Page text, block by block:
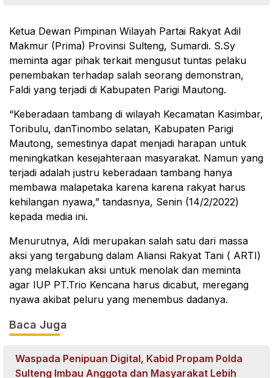
Ketua Dewan Pimpinan Wilayah Partai Rakyat Adil
Makmur (Prima) Provinsi Sulteng, Sumardi. S.Sy
meminta agar pihak terkait mengusut tuntas pelaku
penembakan terhadap salah seorang demonstran,
Faldi yang terjadi di Kabupaten Parigi Mautong.
“Keberadaan tambang di wilayah Kecamatan Kasimbar,
Toribulu, danTinombo selatan, Kabupaten Parigi
Mautong, semestinya dapat menjadi harapan untuk
meningkatkan kesejahteraan masyarakat. Namun yang
terjadi adalah justru keberadaan tambang hanya
membawa malapetaka karena karena rakyat harus
kehilangan nyawa,” tandasnya, Senin (14/2/2022)
kepada media ini.
Menurutnya, Aldi merupakan salah satu dari massa
aksi yang tergabung dalam Aliansi Rakyat Tani ( ARTI)
yang melakukan aksi untuk menolak dan meminta
agar IUP PT.Trio Kencana harus dicabut, meregang
nyawa akibat peluru yang menembus dadanya.
Baca Juga
Waspada Penipuan Digital, Kabid Propam Polda
Sulteng Imbau Anggota dan Masyarakat Lebih